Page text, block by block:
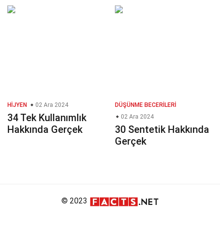
HIJYEN 02 Ara 2024
34 Tek Kullanımlık
Hakkında Gerçek
DÜŞÜNME BECERILERI
02 Ara 2024
30 Sentetik Hakkında
Gerçek
© 2023